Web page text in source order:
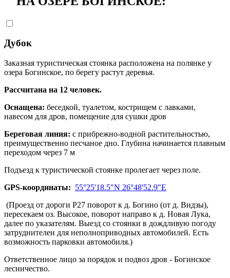
Дубок
Заказная туристическая стоянка расположена на полянке у
озера Богинское, по берегу растут деревья.
Рассчитана на 12 человек.
Оснащена: беседкой, туалетом, кострищем с лавками,
навесом для дров, помещение для сушки дров
Береговая линия: с прибрежно-водной растительностью,
преимущественно песчаное дно. Глубина начинается плавным
переходом через 7 м
Подъезд к туристической стоянке пролегает через поле.
GPS-координаты: 55°25'18.5"N 26°48'52.9"E
(Проезд от дороги Р27 поворот к д. Богино (от д. Видзы),
пересекаем оз. Высокое, поворот направо к д. Новая Лука,
далее по указателям. Выезд со стоянки в дождливую погоду
затруднителен для неполноприводных автомобилей. Есть
возможность парковки автомобиля.)
Ответственное лицо за порядок и подвоз дров - Богинское
лесничество.